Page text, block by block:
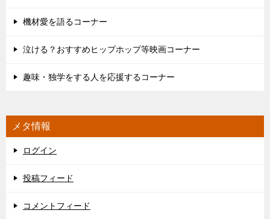
機材愛を語るコーナー
泣ける？おすすめヒップホップ等映画コーナー
趣味・独学をする人を応援するコーナー
メタ情報
ログイン
投稿フィード
コメントフィード